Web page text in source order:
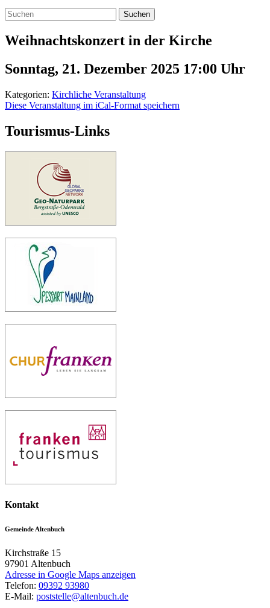
Suchen
Weihnachtskonzert in der Kirche
Sonntag, 21. Dezember 2025 17:00 Uhr
Kategorien: Kirchliche Veranstaltung
Diese Veranstaltung im iCal-Format speichern
Tourismus-Links
Kontakt
Gemeinde Altenbuch
Kirchstraße 15
97901 Altenbuch
Adresse in Google Maps anzeigen
Telefon: 09392 93980
E-Mail: poststelle@altenbuch.de